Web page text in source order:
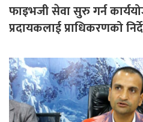
फाइभजी सेवा सुरु गर्न
प्रदायकलाई प्राधिकरणको